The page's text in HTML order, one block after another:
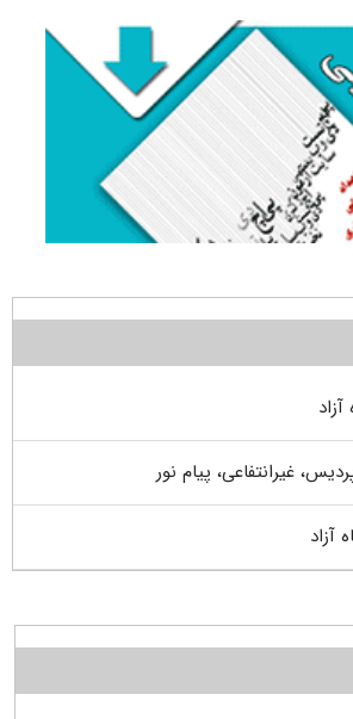
غیرانتفاعی، پیام نور
آزاد